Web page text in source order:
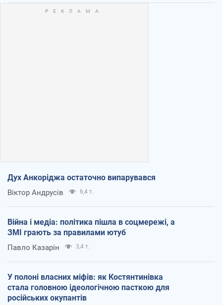
Дух Анкоріджа остаточно випарувався
Віктор Андрусів 6,4 т.
Війна і медіа: політика пішла в соцмережі, а
ЗМІ грають за правилами ютуб
Павло Казарін 3,4 т.
У полоні власних міфів: як Костянтинівка
стала головною ідеологічною пасткою для
російських окупантів